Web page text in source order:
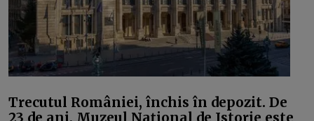
Trecutul României, închis în depozit. De
23 de ani, Muzeul Național de Istorie este